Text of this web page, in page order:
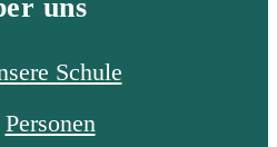
uns
Schule
Personen